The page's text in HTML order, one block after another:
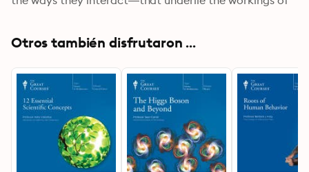
Otros también disfrutaron ...